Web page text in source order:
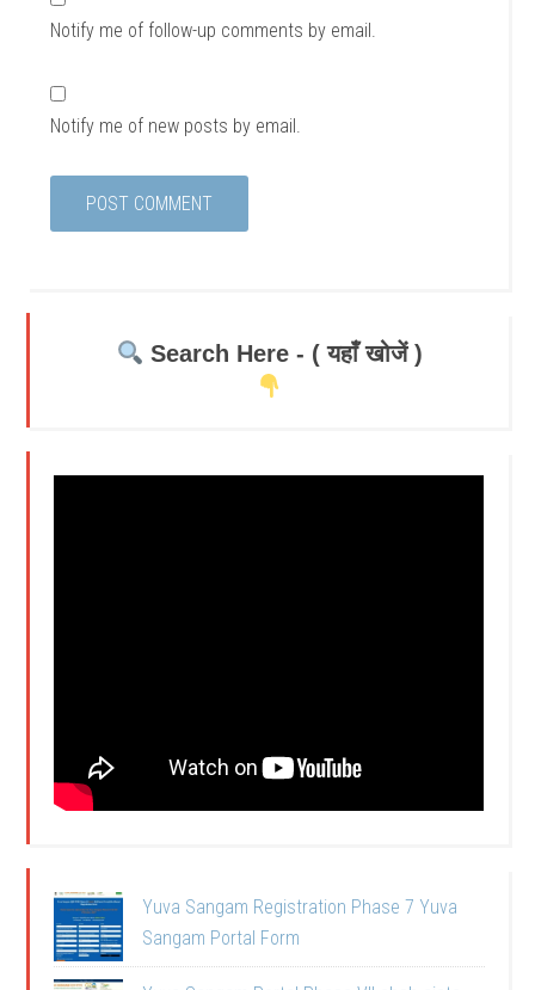
Notify me of follow-up comments by email.
Notify me of new posts by email.
Search Here - ( यहाँ खोजें )
Yuva Sangam Registration Phase 7 Yuva
Sangam Portal Form